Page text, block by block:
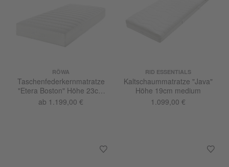
RÖWA
Taschenfederkernmatratze
"Etera Boston" Höhe 23cm
soft
ab 1.199,00 €
RID ESSENTIALS
Kaltschaummatratze "Java"
Höhe 19cm medium
1.099,00 €